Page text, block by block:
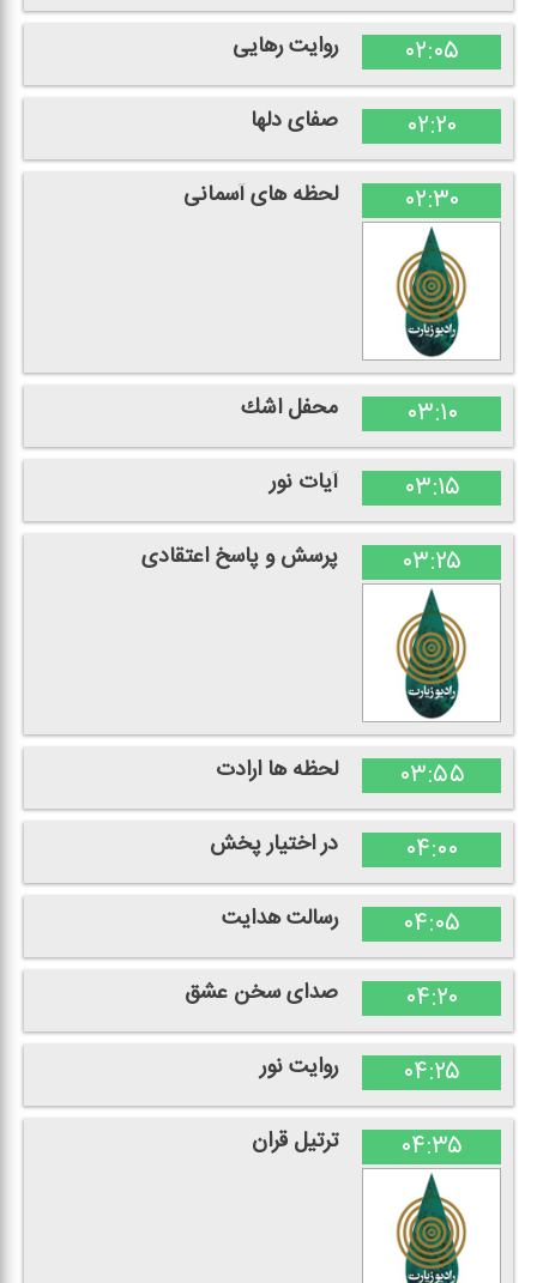
۰۲:۰۵ روایت رهایی
۰۲:۲۰ صفای دلها
۰۲:۳۰ لحظه های آسمانی
۰۳:۱۰ محفل اشك
۰۳:۱۵ آیات نور
۰۳:۲۵ پرسش و پاسخ اعتقادی
۰۳:۵۵ لحظه ها ارادت
۰۴:۰۰ در اختیار پخش
۰۴:۰۵ رسالت هدایت
۰۴:۲۰ صدای سخن عشق
۰۴:۲۵ روایت نور
۰۴:۳۵ ترتیل قران